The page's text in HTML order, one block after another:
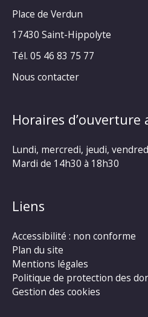
Place de Verdun
17430 Saint-Hippolyte
Tél. 05 46 83 75 77
Nous contacter
Horaires d’ouverture
Lundi, mercredi, jeudi,
Mardi de 14h30 à 18h30
Liens
Accessibilité : non conforme
Plan du site
Mentions légales
Politique de protection des
Gestion des cookies